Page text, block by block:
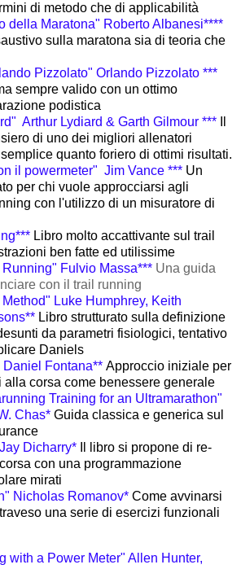
di metodo che di applicabilità
della Maratona" Roberto Albanesi****
sulla maratona sia di teoria che
Pizzolato" Orlando Pizzolato ***
sempre valido con un ottimo
podistica
Arthur Lydiard & Garth Gilmour ***
di uno dei migliori allenatori
quanto foriero di ottimi risultati.
il powermeter" Jim Vance *** Un
per chi vuole approcciarsi agli
con l'utilizzo di un misuratore di
Libro molto accattivante sul trail
ben fatte ed utilissime
Fulvio Massa*** Una guida
con il trail running
Luke Humphrey, Keith
Libro strutturato sulla definizione
da parametri fisiologici, tentativo
Daniels
Fontana** Approccio iniziale per
corsa come benessere generale
Training for an Ultramarathon"
Chas* Guida classica e generica sul
Dicharry*
Il libro si propone di re-
con una programmazione
mirati
Nicholas Romanov* Come avvinarsi
una serie di esercizi funzionali
with a Power Meter" Allen Hunter,